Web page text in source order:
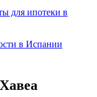
для ипотеки в
в Испании